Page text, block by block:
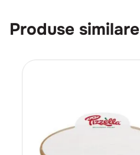
Produse similare